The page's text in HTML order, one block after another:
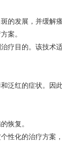
的发展，并缓
案。
疗目的。该技
泛红的症状。
恢复。
性化的治疗方案